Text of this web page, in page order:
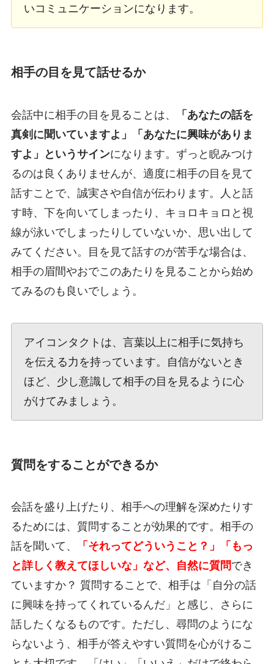
いコミュニケーションになります。
相手の目を見て話せるか
会話中に相手の目を見ることは、
「あなたの話を
真剣に聞いていますよ」「あなたに興味がありま
すよ」というサインになります。ずっと睨みつけ
るのは良くありませんが、適度に相手の目を見て
話すことで、誠実さや自信が伝わります。人と話
す時、下を向いてしまったり、キョロキョロと視
線が泳いでしまったりしていないか、思い出して
みてください。目を見て話すのが苦手な場合は、
相手の眉間やおでこのあたりを見ることから始め
てみるのも良いでしょう。
アイコンタクトは、言葉以上に相手に気持ち
を伝える力を持っています。自信がないとき
ほど、少し意識して相手の目を見るように心
がけてみましょう。
質問をすることができるか
会話を盛り上げたり、相手への理解を深めたりす
るためには、質問することが効果的です。相手の
話を聞いて、
「それってどういうこと？」「もっ
と詳しく教えてほしいな」など、自然に質問でき
ていますか？ 質問することで、相手は「自分の話
に興味を持ってくれているんだ」と感じ、さらに
話したくなるものです。ただし、尋問のようにな
らないよう、相手が答えやすい質問を心がけるこ